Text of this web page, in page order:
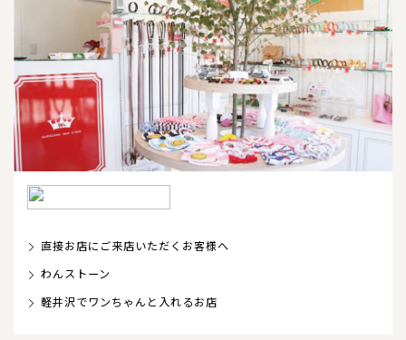
直接お店にご来店いただくお客様へ
わんストーン
軽井沢でワンちゃんと入れるお店